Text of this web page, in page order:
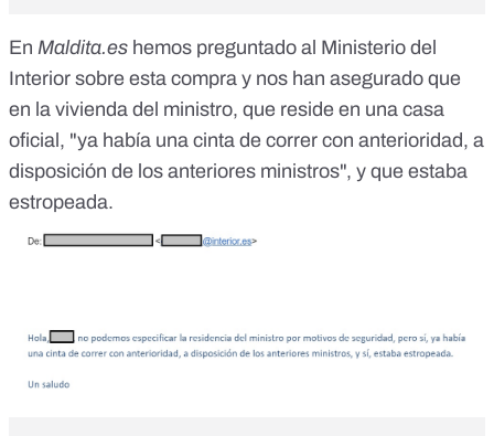
En Maldita.es hemos preguntado al Ministerio del
Interior sobre esta compra y nos han asegurado que
en la vivienda del ministro, que reside en una casa
oficial, "ya había una cinta de correr con anterioridad, a
disposición de los anteriores ministros", y que estaba
estropeada.